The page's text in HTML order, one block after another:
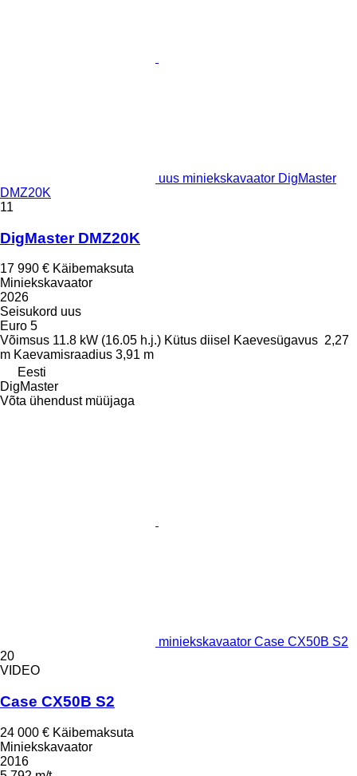
uus miniekskavaator DigMaster
DMZ20K
11
DigMaster DMZ20K
17 990 € Käibemaksuta
Miniekskavaator
2026
Seisukord uus
Euro 5
Võimsus 11.8 kW (16.05 h.j.) Kütus diisel Kaevesügavus 2,27
m Kaevamisraadius 3,91 m
Eesti
DigMaster
Võta ühendust müüjaga
miniekskavaator Case CX50B S2
20
VIDEO
Case CX50B S2
24 000 € Käibemaksuta
Miniekskavaator
2016